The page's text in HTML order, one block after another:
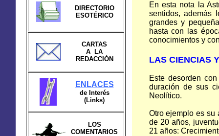
DIRECTORIO
ESOTÉRICO
CARTAS
A LA
REDACCIÓN
ENLACES
de Interés
(Links)
LOS
COMENTARIOS
En esta nota la
sentidos, además
grandes y
hasta con las
conocimientos y
LAS CIENCIAS
Este desorden
duración de sus
Neolítico.
Otro ejemplo es su
de 20 años,
21 años: